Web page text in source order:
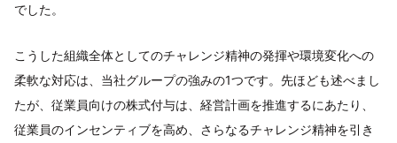
でした。
こうした組織全体としてのチャレンジ精神の発揮や環境変化への
柔軟な対応は、当社グループの強みの1つです。先ほども述べまし
たが、従業員向けの株式付与は、経営計画を推進するにあたり、
従業員のインセンティブを高め、さらなるチャレンジ精神を引き